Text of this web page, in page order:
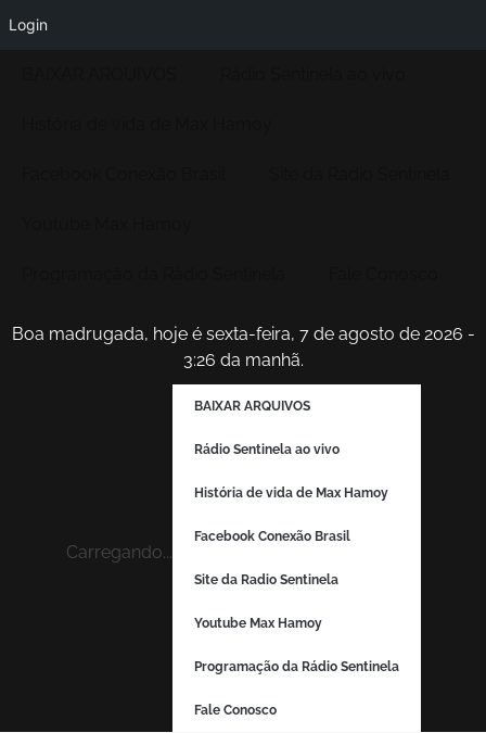
Boa madrugada, hoje é sexta-feira, 7 de agosto de 2026 -
3:26 da manhã.
Carregando...
BAIXAR ARQUIVOS
Rádio Sentinela ao vivo
História de vida de Max Hamoy
Facebook Conexão Brasil
Site da Radio Sentinela
Youtube Max Hamoy
Programação da Rádio Sentinela
Fale Conosco
Login